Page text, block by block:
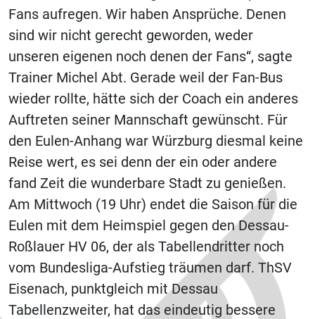
Fans aufregen. Wir haben Ansprüche. Denen
sind wir nicht gerecht geworden, weder
unseren eigenen noch denen der Fans“, sagte
Trainer Michel Abt. Gerade weil der Fan-Bus
wieder rollte, hätte sich der Coach ein anderes
Auftreten seiner Mannschaft gewünscht. Für
den Eulen-Anhang war Würzburg diesmal keine
Reise wert, es sei denn der ein oder andere
fand Zeit die wunderbare Stadt zu genießen.
Am Mittwoch (19 Uhr) endet die Saison für die
Eulen mit dem Heimspiel gegen den Dessau-
Roßlauer HV 06, der als Tabellendritter noch
vom Bundesliga-Aufstieg träumen darf. ThSV
Eisenach, punktgleich mit Dessau
Tabellenzweiter, hat das eindeutig bessere